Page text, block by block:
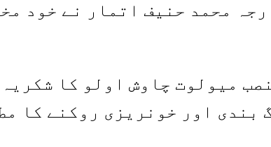
محمد حنیف اتمار نے خود
میولوت چاوش اولو کا
بندی اور خونریزی روکنے کا